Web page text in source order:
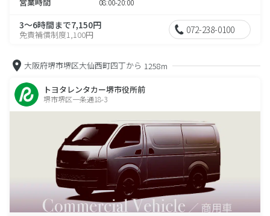
08:00-20:00
3～6時間まで7,150円
免責補償制度1,100円 072-238-0100
大阪府堺市堺区大仙西町四丁から 1258m
トヨタレンタカー堺市役所前
堺市堺区一条通18-3